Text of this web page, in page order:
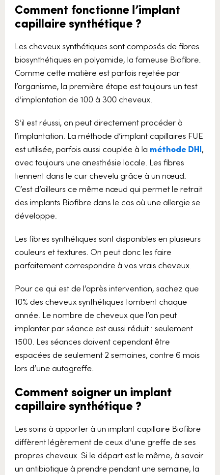
Comment fonctionne l’implant
capillaire synthétique ?
Les cheveux synthétiques sont composés de fibres
biosynthétiques en polyamide, la fameuse Biofibre.
Comme cette matière est parfois rejetée par
l’organisme, la première étape est toujours un test
d’implantation de 100 à 300 cheveux.
S’il est réussi, on peut directement procéder à
l’implantation. La méthode d’implant capillaires FUE
est utilisée, parfois aussi couplée à la méthode DHI,
avec toujours une anesthésie locale. Les fibres
tiennent dans le cuir chevelu grâce à un nœud.
C’est d’ailleurs ce même nœud qui permet le retrait
des implants Biofibre dans le cas où une allergie se
développe.
Les fibres synthétiques sont disponibles en plusieurs
couleurs et textures. On peut donc les faire
parfaitement correspondre à vos vrais cheveux.
Pour ce qui est de l’après intervention, sachez que
10% des cheveux synthétiques tombent chaque
année. Le nombre de cheveux que l’on peut
implanter par séance est aussi réduit : seulement
1500. Les séances doivent cependant être
espacées de seulement 2 semaines, contre 6 mois
lors d’une autogreffe.
Comment soigner un implant
capillaire synthétique ?
Les soins à apporter à un implant capillaire Biofibre
diffèrent légèrement de ceux d’une greffe de ses
propres cheveux. Si le départ est le même, à savoir
un antibiotique à prendre pendant une semaine, la